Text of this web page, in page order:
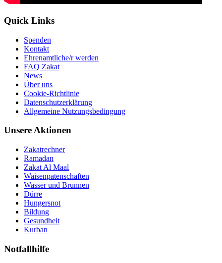
Quick Links
Spenden
Kontakt
Ehrenamtliche/r werden
FAQ Zakat
News
Über uns
Cookie-Richtlinie
Datenschutzerklärung
Allgemeine Nutzungsbedingung
Unsere Aktionen
Zakatrechner
Ramadan
Zakat Al Maal
Waisenpatenschaften
Wasser und Brunnen
Dürre
Hungersnot
Bildung
Gesundheit
Kurban
Notfallhilfe